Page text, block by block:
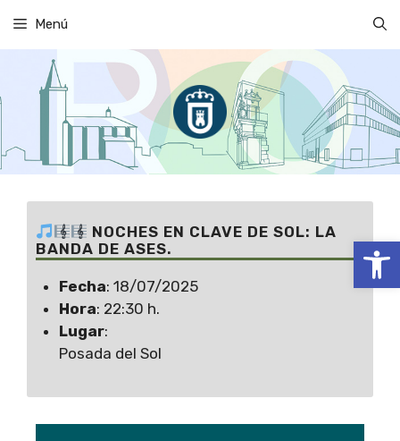
Abrir
contenido
Menú
NOCHES EN CLAVE DE SOL: LA
BANDA DE ASES.
Fecha: 18/07/2025
Hora: 22:30 h.
Lugar:
Posada del Sol